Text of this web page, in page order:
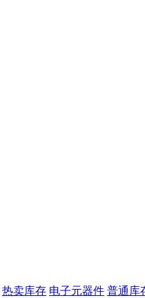
热卖库存 电子元器件 普通库